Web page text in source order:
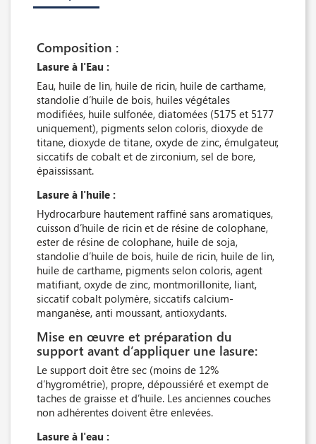
Composition :
Lasure à l'Eau :
Eau, huile de lin, huile de ricin, huile de carthame,
standolie d’huile de bois, huiles végétales
modifiées, huile sulfonée, diatomées (5175 et 5177
uniquement), pigments selon coloris, dioxyde de
titane, dioxyde de titane, oxyde de zinc, émulgateur,
siccatifs de cobalt et de zirconium, sel de bore,
épaississant.
Lasure à l'huile :
Hydrocarbure hautement raffiné sans aromatiques,
cuisson d’huile de ricin et de résine de colophane,
ester de résine de colophane, huile de soja,
standolie d’huile de bois, huile de ricin, huile de lin,
huile de carthame, pigments selon coloris, agent
matifiant, oxyde de zinc, montmorillonite, liant,
siccatif cobalt polymère, siccatifs calcium-
manganèse, anti moussant, antioxydants.
Mise en œuvre et préparation du
support avant d’appliquer une lasure:
Le support doit être sec (moins de 12%
d’hygrométrie), propre, dépoussiéré et exempt de
taches de graisse et d’huile. Les anciennes couches
non adhérentes doivent être enlevées.
Lasure à l'eau :